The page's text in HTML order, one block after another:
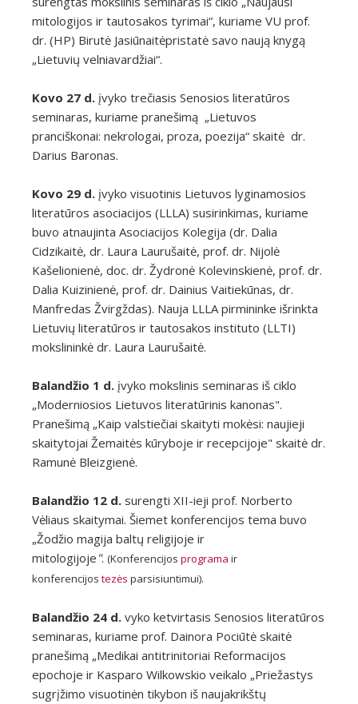
mitologijos ir tautosakos tyrimai“, kuriame VU prof.
dr. (HP) Birutė Jasiūnaitėpristatė savo naują knygą
„Lietuvių velniavardžiai“.
Kovo 27 d. įvyko trečiasis Senosios literatūros
seminaras, kuriame pranešimą „Lietuvos
pranciškonai: nekrologai, proza, poezija“ skaitė dr.
Darius Baronas.
Kovo 29 d. įvyko visuotinis Lietuvos lyginamosios
literatūros asociacijos (LLLA) susirinkimas, kuriame
buvo atnaujinta Asociacijos Kolegija (dr. Dalia
Cidzikaitė, dr. Laura Laurušaitė, prof. dr. Nijolė
Kašelionienė, doc. dr. Žydronė Kolevinskienė, prof. dr.
Dalia Kuizinienė, prof. dr. Dainius Vaitiekūnas, dr.
Manfredas Žvirgždas). Nauja LLLA pirmininke išrinkta
Lietuvių literatūros ir tautosakos instituto (LLTI)
mokslininkė dr. Laura Laurušaitė.
Balandžio 1 d. įvyko mokslinis seminaras iš ciklo
„Moderniosios Lietuvos literatūrinis kanonas".
Pranešimą „Kaip valstiečiai skaityti mokėsi: naujieji
skaitytojai Žemaitės kūryboje ir recepcijoje" skaitė dr.
Ramunė Bleizgienė.
Balandžio 12 d. surengti XII-ieji prof. Norberto
Vėliaus skaitymai. Šiemet konferencijos tema buvo
„Žodžio magija baltų religijoje ir
mitologijoje ". (Konferencijos programa ir
konferencijos tezės parsisiuntimui).
Balandžio 24 d. vyko ketvirtasis Senosios literatūros
seminaras, kuriame prof. Dainora Pociūtė skaitė
pranešimą „Medikai antitrinitoriai Reformacijos
epochoje ir Kasparo Wilkowskio veikalo „Priežastys
sugrįžimo visuotinėn tikybon iš naujakrikštų